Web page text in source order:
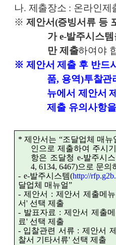
나. 제출장소 : 온라인제
※ 제안서(증빙서류 등
가e-발주시스
만 제출하여야
※ 제안서 제출 후 반드
품, 용역)투찰관
뉴에서 제안서
제출 유의사항
*제안서는 “조달업체 매뉴
인으로 제출하여 주시
항은 조달청 e-발주시
4, 6134, 6467)으로 문의
- e-발주시스템(http://
달업체 매뉴얼”
- 제안서 : 제안서 제출메뉴
서' 선택 제출
- 발표자료 : 제안서 제출
료' 선택 제출
- 입찰관련 서류 :제안서
찰서 기타서류' 선택 제출